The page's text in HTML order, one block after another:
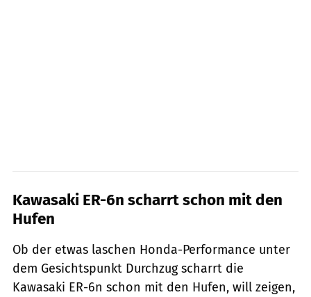
Kawasaki ER-6n scharrt schon mit den
Hufen
Ob der etwas laschen Honda-Performance unter
dem Gesichtspunkt Durchzug scharrt die
Kawasaki ER-6n schon mit den Hufen, will zeigen,